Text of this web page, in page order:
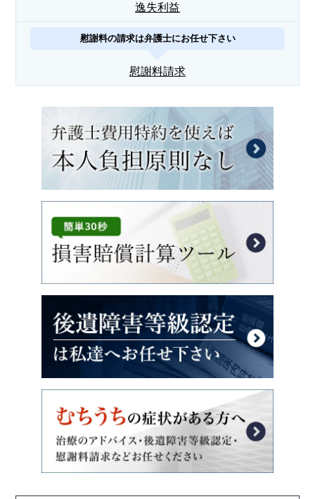
逸失利益
慰謝料の請求は弁護士にお任せ下さい
慰謝料請求